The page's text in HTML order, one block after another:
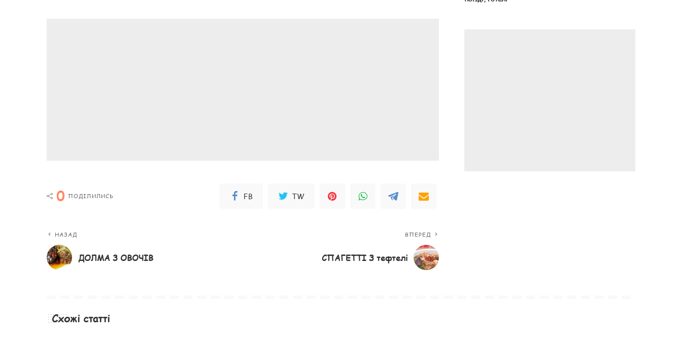
0 ПОДІЛИЛИСЬ FB TW
НАЗАД
ДОЛМА З ОВОЧІВ
ВПЕРЕД
СПАГЕТТІ З тефтелі
Схожі статті